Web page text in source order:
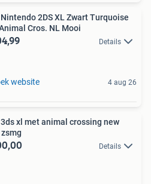
2DS XL Zwart Turquoise
Cros. NL Mooi
Details
website 4 aug 26
xl met animal crossing new
zsmg
Details